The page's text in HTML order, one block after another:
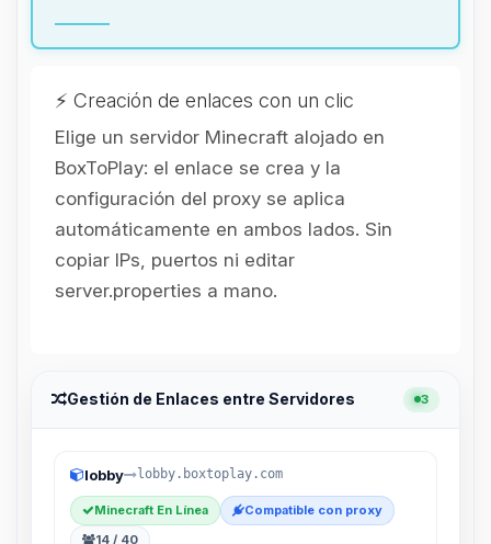
⚡ Creación de enlaces con un clic
Elige un servidor Minecraft alojado en
BoxToPlay: el enlace se crea y la
configuración del proxy se aplica
automáticamente en ambos lados. Sin
copiar IPs, puertos ni editar
server.properties a mano.
Gestión de Enlaces entre Servidores 3
lobby lobby.boxtoplay.com
Minecraft En Línea
Compatible con proxy
14 / 40
que necesitas y moveré mis
08/08/2026 19:32